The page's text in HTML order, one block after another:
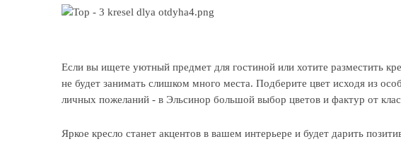
Если вы ищете уютный предмет для гостиной или хотите разместить
не будет занимать слишком много места. Подберите цвет исходя из
личных пожеланий - в Эльсинор большой выбор цветов и фактур от
Яркое кресло станет акцентов в вашем интерьере и будет дарить